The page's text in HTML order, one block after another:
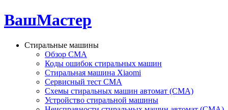
ВашМастер
Стиральные машины
Обзор СМА
Коды ошибок стиральных машин
Стиральная машина Xiaomi
Сервисный тест СМА
Схемы стиральных машин автомат (СМА)
Устройство стиральной машины